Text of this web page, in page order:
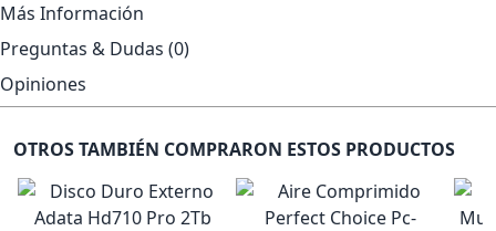
Más Información
Preguntas & Dudas (0)
Opiniones
OTROS TAMBIÉN COMPRARON ESTOS PRODUCTOS